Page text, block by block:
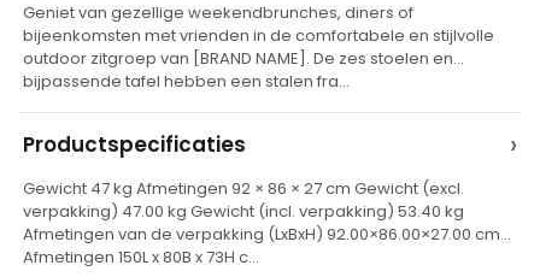
t
e
r
a
t
v
Geniet van gezellige weekendbrunches, diners of
bijeenkomsten met vrienden in de comfortabele en stijlvolle
outdoor zitgroep van [BRAND NAME]. De zes stoelen en
bijpassende tafel hebben een stalen fra…
Productspecificaties ›
Gewicht 47 kg Afmetingen 92 × 86 × 27 cm Gewicht (excl.
verpakking) 47.00 kg Gewicht (incl. verpakking) 53.40 kg
Afmetingen van de verpakking (LxBxH) 92.00×86.00×27.00 cm
Afmetingen 150L x 80B x 73H c…